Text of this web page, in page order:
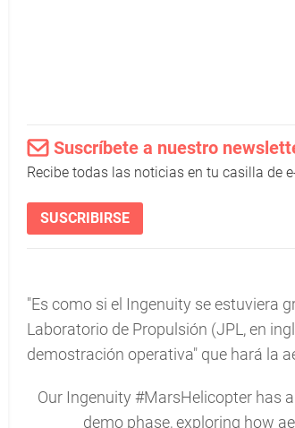
Suscríbete a nuestro
Recibe todas las noticias en tu casilla de
SUSCRIBIRSE
"Es como si el Ingenuity se estuviera
Laboratorio de Propulsión (JPL, en
demostración operativa" que hará la
Our Ingenuity #MarsHelicopter has
demo phase, exploring how